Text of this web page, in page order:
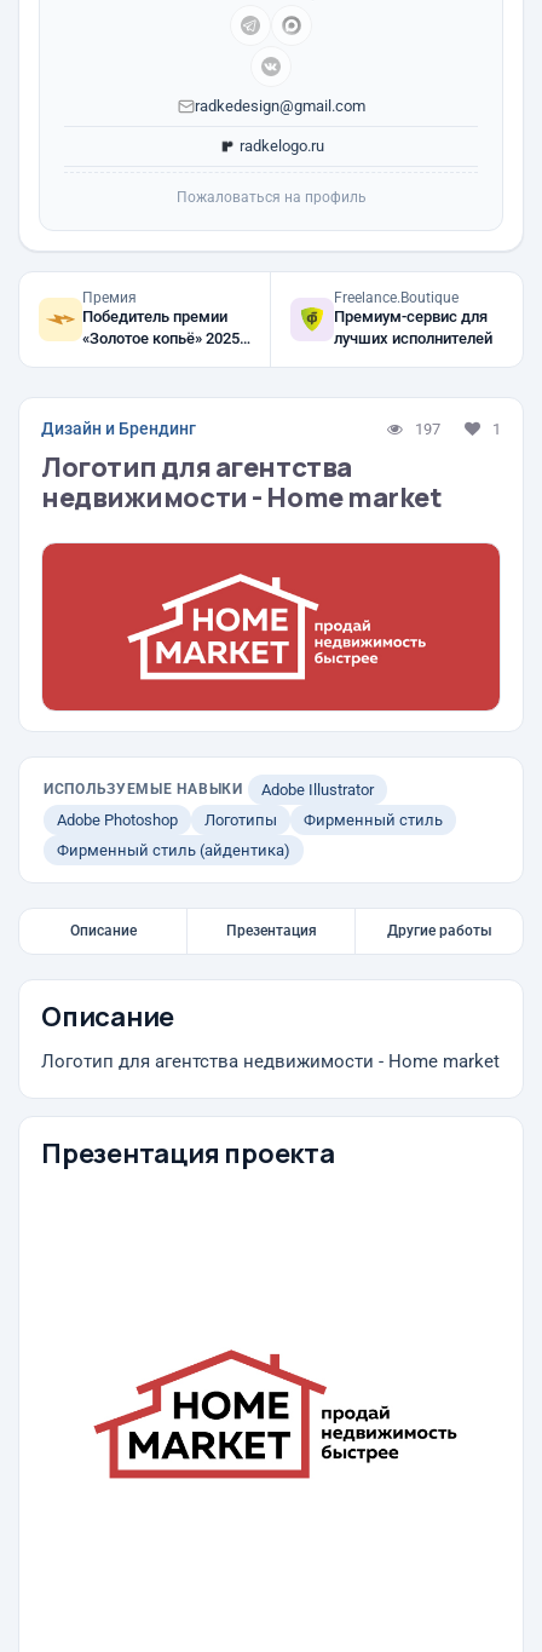
radkedesign@gmail.com
radkelogo.ru
Пожаловаться на профиль
Премия
Победитель премии
«Золотое копьё» 2025,
Freelance.Boutique
Премиум-сервис для
лучших исполнителей
Дизайн и Брендинг 197 1
Логотип для агентства
недвижимости - Home market
ИСПОЛЬЗУЕМЫЕ НАВЫКИ
Adobe Illustrator
Adobe Photoshop
Логотипы
Фирменный стиль
Фирменный стиль (айдентика)
Описание Презентация Другие работы
Описание
Логотип для агентства недвижимости - Home market
Презентация проекта